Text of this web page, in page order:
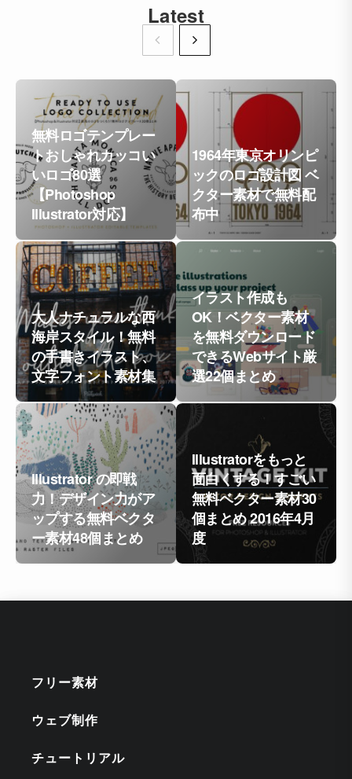
Latest
無料ロゴテンプレー
トおしゃれカッコい
いロゴ80選
【Photoshop
Illustrator対応】
1964年東京オリンピ
ックのロゴ設計図 ベ
クター素材で無料配
布中
大人ナチュラルな西
海岸スタイル！無料
の手書きイラスト、
文字フォント素材集
イラスト作成も
OK！ベクター素材
を無料ダウンロード
できるWebサイト厳
選22個まとめ
Illustrator の即戦
力！デザイン力がア
ップする無料ベクタ
ー素材48個まとめ
Illustratorをもっと
面白くする！すごい
無料ベクター素材30
個まとめ 2016年4月
度
フリー素材
ウェブ制作
チュートリアル